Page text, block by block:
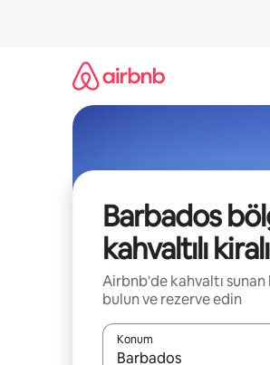
Barbados
kahvaltılı
Airbnb'de kahvaltı
bulun ve rezerve edin
Konum
Sonuçlar kullanılabilir